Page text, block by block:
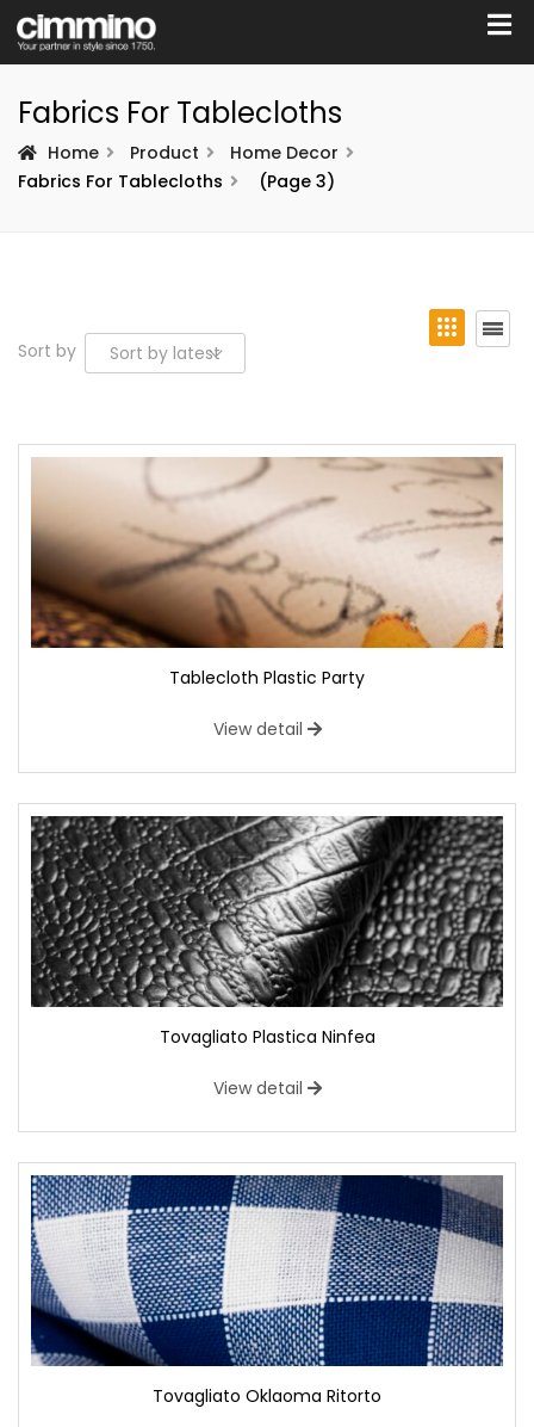
Fabrics For Tablecloths
Home Product
Home Decor
Fabrics For Tablecloths
(Page 3)
Sort by
Tablecloth Plastic Party
View detail
Tovagliato Plastica Ninfea
View detail
Tovagliato Oklaoma Ritorto